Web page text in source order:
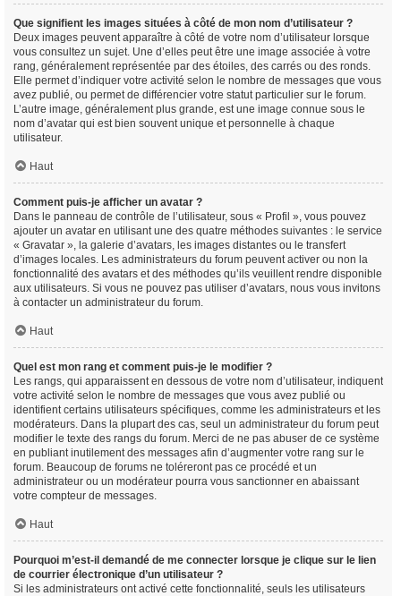
Que signifient les images situées à côté de mon nom d’utilisateur ?
Deux images peuvent apparaître à côté de votre nom d’utilisateur lorsque
vous consultez un sujet. Une d’elles peut être une image associée à votre
rang, généralement représentée par des étoiles, des carrés ou des ronds.
Elle permet d’indiquer votre activité selon le nombre de messages que vous
avez publié, ou permet de différencier votre statut particulier sur le forum.
L’autre image, généralement plus grande, est une image connue sous le
nom d’avatar qui est bien souvent unique et personnelle à chaque
utilisateur.
Haut
Comment puis-je afficher un avatar ?
Dans le panneau de contrôle de l’utilisateur, sous « Profil », vous pouvez
ajouter un avatar en utilisant une des quatre méthodes suivantes : le service
« Gravatar », la galerie d’avatars, les images distantes ou le transfert
d’images locales. Les administrateurs du forum peuvent activer ou non la
fonctionnalité des avatars et des méthodes qu’ils veuillent rendre disponible
aux utilisateurs. Si vous ne pouvez pas utiliser d’avatars, nous vous invitons
à contacter un administrateur du forum.
Haut
Quel est mon rang et comment puis-je le modifier ?
Les rangs, qui apparaissent en dessous de votre nom d’utilisateur, indiquent
votre activité selon le nombre de messages que vous avez publié ou
identifient certains utilisateurs spécifiques, comme les administrateurs et les
modérateurs. Dans la plupart des cas, seul un administrateur du forum peut
modifier le texte des rangs du forum. Merci de ne pas abuser de ce système
en publiant inutilement des messages afin d’augmenter votre rang sur le
forum. Beaucoup de forums ne toléreront pas ce procédé et un
administrateur ou un modérateur pourra vous sanctionner en abaissant
votre compteur de messages.
Haut
Pourquoi m’est-il demandé de me connecter lorsque je clique sur le lien
de courrier électronique d’un utilisateur ?
Si les administrateurs ont activé cette fonctionnalité, seuls les utilisateurs